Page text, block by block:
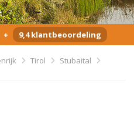
+ 9,4 klantbeoordeling
Tirol
Stubaital